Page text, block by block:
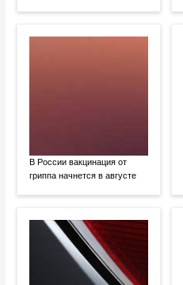
В России вакцинация от
гриппа начнется в августе